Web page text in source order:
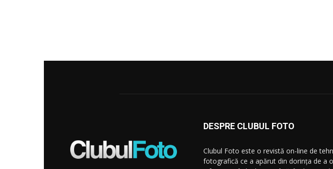
DESPRE CLUBUL FOTO
Clubul Foto este o revistă on-line de
fotografică ce a apărut din dorința de a